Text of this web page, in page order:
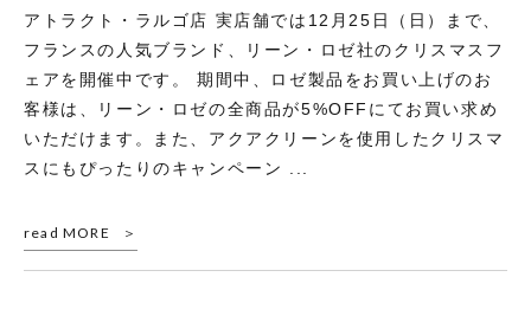
アトラクト・ラルゴ店 実店舗では12月25日（日）まで、
フランスの人気ブランド、リーン・ロゼ社のクリスマスフ
ェアを開催中です。 期間中、ロゼ製品をお買い上げのお
客様は、リーン・ロゼの全商品が5%OFFにてお買い求め
いただけます。また、アクアクリーンを使用したクリスマ
スにもぴったりのキャンペーン ...
read MORE